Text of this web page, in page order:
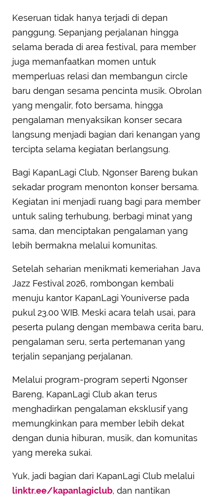
Keseruan tidak hanya terjadi di depan
panggung. Sepanjang perjalanan hingga
selama berada di area festival, para member
juga memanfaatkan momen untuk
memperluas relasi dan membangun circle
baru dengan sesama pencinta musik. Obrolan
yang mengalir, foto bersama, hingga
pengalaman menyaksikan konser secara
langsung menjadi bagian dari kenangan yang
tercipta selama kegiatan berlangsung.
Bagi KapanLagi Club, Ngonser Bareng bukan
sekadar program menonton konser bersama.
Kegiatan ini menjadi ruang bagi para member
untuk saling terhubung, berbagi minat yang
sama, dan menciptakan pengalaman yang
lebih bermakna melalui komunitas.
Setelah seharian menikmati kemeriahan Java
Jazz Festival 2026, rombongan kembali
menuju kantor KapanLagi Youniverse pada
pukul 23.00 WIB. Meski acara telah usai, para
peserta pulang dengan membawa cerita baru,
pengalaman seru, serta pertemanan yang
terjalin sepanjang perjalanan.
Melalui program-program seperti Ngonser
Bareng, KapanLagi Club akan terus
menghadirkan pengalaman eksklusif yang
memungkinkan para member lebih dekat
dengan dunia hiburan, musik, dan komunitas
yang mereka sukai.
Yuk, jadi bagian dari KapanLagi Club melalui
linktr.ee/kapanlagiclub, dan nantikan